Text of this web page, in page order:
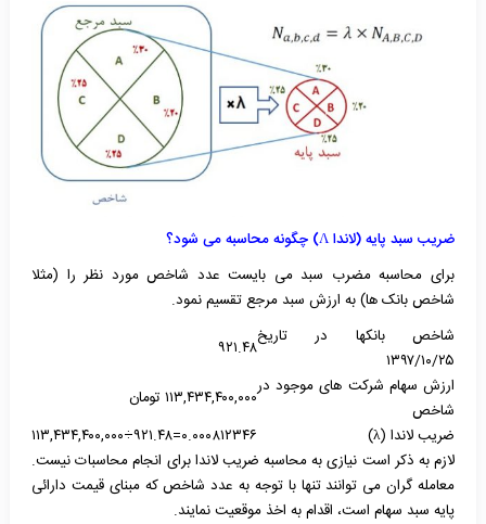
ضریب سبد پایه (لاندا Λ) چگونه محاسبه می شود؟
برای محاسبه مضرب سبد می بایست عدد شاخص مورد نظر را (مثلا
شاخص بانک ها) به ارزش سبد مرجع تقسیم نمود.
شاخص بانکها در تاریخ
۱۳۹۷/۱۰/۲۵
۹۲۱.۴۸
ارزش سهام شرکت های موجود در
شاخص
۱۱۳,۴۳۴,۴۰۰,۰۰۰ تومان
ضریب لاندا (λ
)
۰.۰۰۰۸۱۲۳۴۶=۹۲۱.۴۸÷۱۱۳,۴۳۴,۴۰۰,۰۰۰
لازم به ذکر است نیازی به محاسبه ضریب لاندا برای انجام محاسبات نیست.
معامله گران می توانند تنها با توجه به عدد شاخص که مبنای قیمت دارائی
پایه سبد سهام است، اقدام به اخذ موقعیت نمایند.